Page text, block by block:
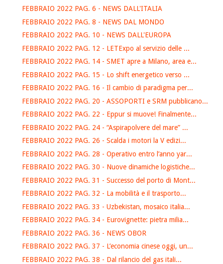
FEBBRAIO 2022 PAG. 6 - NEWS DALL'ITALIA
FEBBRAIO 2022 PAG. 8 - NEWS DAL MONDO
FEBBRAIO 2022 PAG. 10 - NEWS DALL'EUROPA
FEBBRAIO 2022 PAG. 12 - LETExpo al servizio delle ...
FEBBRAIO 2022 PAG. 14 - SMET apre a Milano, area e...
FEBBRAIO 2022 PAG. 15 - Lo shift energetico verso ...
FEBBRAIO 2022 PAG. 16 - Il cambio di paradigma per...
FEBBRAIO 2022 PAG. 20 - ASSOPORTI e SRM pubblicano...
FEBBRAIO 2022 PAG. 22 - Eppur si muove! Finalmente...
FEBBRAIO 2022 PAG. 24 - “Aspirapolvere del mare” ...
FEBBRAIO 2022 PAG. 26 - Scalda i motori la V edizi...
FEBBRAIO 2022 PAG. 28 - Operativo entro l’anno yar...
FEBBRAIO 2022 PAG. 30 - Nuove dinamiche logistiche...
FEBBRAIO 2022 PAG. 31 - Successo del porto di Mont...
FEBBRAIO 2022 PAG. 32 - La mobilità e il trasporto...
FEBBRAIO 2022 PAG. 33 - Uzbekistan, mosaico italia...
FEBBRAIO 2022 PAG. 34 - Eurovignette: pietra milia...
FEBBRAIO 2022 PAG. 36 - NEWS OBOR
FEBBRAIO 2022 PAG. 37 - L’economia cinese oggi, un...
FEBBRAIO 2022 PAG. 38 - Dal rilancio del gas itali...